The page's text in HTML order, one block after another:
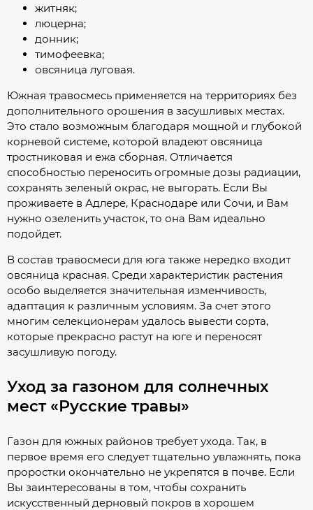
житняк;
люцерна;
донник;
тимофеевка;
овсяница луговая.
Южная травосмесь применяется на территориях без
дополнительного орошения в засушливых местах.
Это стало возможным благодаря мощной и глубокой
корневой системе, которой владеют овсяница
тростниковая и ежа сборная. Отличается
способностью переносить огромные дозы радиации,
сохранять зеленый окрас, не выгорать. Если Вы
проживаете в Адлере, Краснодаре или Сочи, и Вам
нужно озеленить участок, то она Вам идеально
подойдет.
В состав травосмеси для юга также нередко входит
овсяница красная. Среди характеристик растения
особо выделяется значительная изменчивость,
адаптация к различным условиям. За счет этого
многим селекционерам удалось вывести сорта,
которые прекрасно растут на юге и переносят
засушливую погоду.
Уход за газоном для солнечных
мест «Русские травы»
Газон для южных районов требует ухода. Так, в
первое время его следует тщательно увлажнять, пока
проростки окончательно не укрепятся в почве. Если
Вы заинтересованы в том, чтобы сохранить
искусственный дерновый покров в хорошем